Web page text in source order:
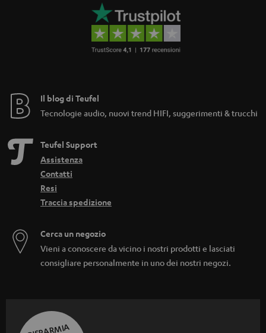
Il blog di Teufel
Tecnologie audio, nuovi trend HIFI, suggerimenti & trucchi
Teufel Support
Assistenza
Contatti
Resi
Traccia spedizione
Cerca un negozio
Vieni a conoscere da vicino i nostri prodotti e lasciati
consigliare personalmente in uno dei nostri negozi.